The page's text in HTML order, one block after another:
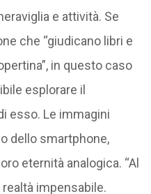
e attività. Se
che “giudicano libri e
in questo caso
esplorare il
esso. Le immagini
dello smartphone,
eternità analogica. “Al
realtà impensabile.